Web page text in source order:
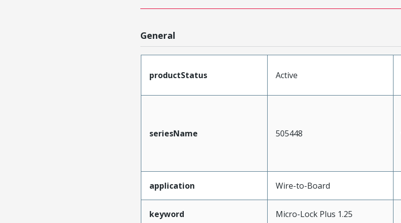
General
productStatus Active
seriesName 505448
application Wire-to-Board
keyword Micro-Lock Plus 1.25